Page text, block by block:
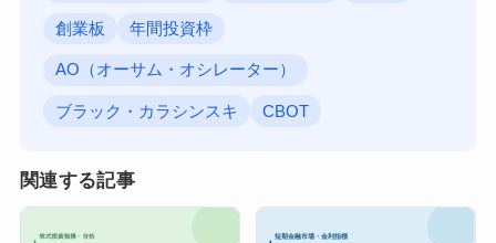
創業板 年間投資枠
AO（オーサム・オシレーター）
ブラック・カラシンスキ CBOT
関連する記事